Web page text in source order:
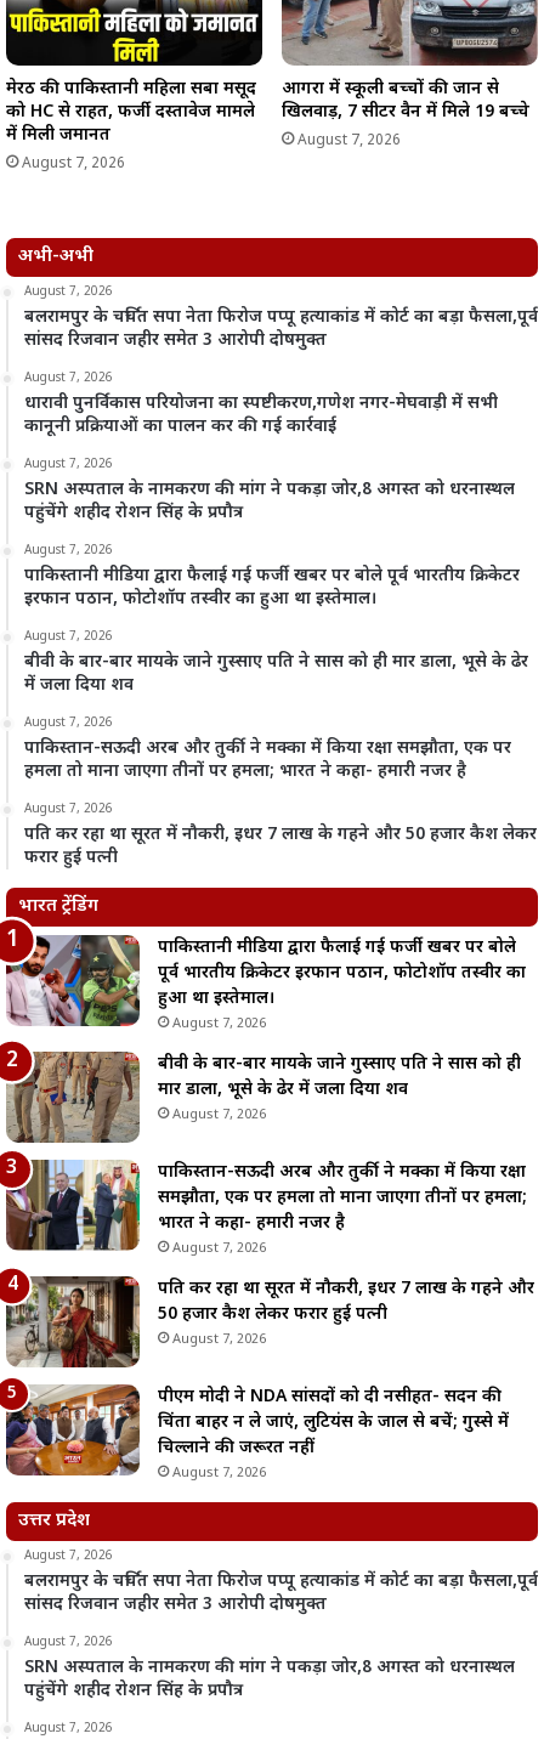
मेरठ की पाकिस्तानी महिला सबा मसूद
को HC से राहत, फर्जी दस्तावेज मामले
में मिली जमानत
August 7, 2026
आगरा में स्कूली बच्चों की जान से
खिलवाड़, 7 सीटर वैन में मिले 19 बच्चे
August 7, 2026
अभी-अभी
August 7, 2026
बलरामपुर के चर्चित सपा नेता फिरोज पप्पू हत्याकांड में कोर्ट का बड़ा फैसला,पूर्व
सांसद रिजवान जहीर समेत 3 आरोपी दोषमुक्त
August 7, 2026
धारावी पुनर्विकास परियोजना का स्पष्टीकरण,गणेश नगर-मेघवाड़ी में सभी
कानूनी प्रक्रियाओं का पालन कर की गई कार्रवाई
August 7, 2026
SRN अस्पताल के नामकरण की मांग ने पकड़ा जोर,8 अगस्त को धरनास्थल
पहुंचेंगे शहीद रोशन सिंह के प्रपौत्र
August 7, 2026
पाकिस्तानी मीडिया द्वारा फैलाई गई फर्जी खबर पर बोले पूर्व भारतीय क्रिकेटर
इरफान पठान, फोटोशॉप तस्वीर का हुआ था इस्तेमाल।
August 7, 2026
बीवी के बार-बार मायके जाने गुस्साए पति ने सास को ही मार डाला, भूसे के ढेर
में जला दिया शव
August 7, 2026
पाकिस्तान-सऊदी अरब और तुर्की ने मक्का में किया रक्षा समझौता, एक पर
हमला तो माना जाएगा तीनों पर हमला; भारत ने कहा- हमारी नजर है
August 7, 2026
पति कर रहा था सूरत में नौकरी, इधर 7 लाख के गहने और 50 हजार कैश लेकर
फरार हुई पत्नी
भारत ट्रेंडिंग
पाकिस्तानी मीडिया द्वारा फैलाई गई फर्जी खबर पर बोले
पूर्व भारतीय क्रिकेटर इरफान पठान, फोटोशॉप तस्वीर का
हुआ था इस्तेमाल।
August 7, 2026
बीवी के बार-बार मायके जाने गुस्साए पति ने सास को ही
मार डाला, भूसे के ढेर में जला दिया शव
August 7, 2026
पाकिस्तान-सऊदी अरब और तुर्की ने मक्का में किया रक्षा
समझौता, एक पर हमला तो माना जाएगा तीनों पर हमला;
भारत ने कहा- हमारी नजर है
August 7, 2026
पति कर रहा था सूरत में नौकरी, इधर 7 लाख के गहने और
50 हजार कैश लेकर फरार हुई पत्नी
August 7, 2026
पीएम मोदी ने NDA सांसदों को दी नसीहत- सदन की
चिंता बाहर न ले जाएं, लुटियंस के जाल से बचें; गुस्से में
चिल्लाने की जरूरत नहीं
August 7, 2026
उत्तर प्रदेश
August 7, 2026
बलरामपुर के चर्चित सपा नेता फिरोज पप्पू हत्याकांड में कोर्ट का बड़ा फैसला,पूर्व
सांसद रिजवान जहीर समेत 3 आरोपी दोषमुक्त
August 7, 2026
SRN अस्पताल के नामकरण की मांग ने पकड़ा जोर,8 अगस्त को धरनास्थल
पहुंचेंगे शहीद रोशन सिंह के प्रपौत्र
August 7, 2026